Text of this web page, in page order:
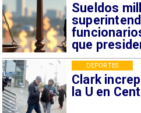
Sueldos
que
Clark
la U en
DEPORTES